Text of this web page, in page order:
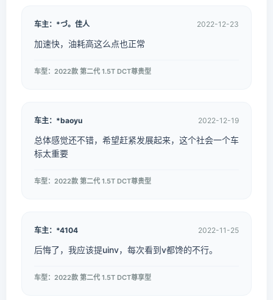
车主：*づ。佳人 2022-12-23
加速快，油耗高这么点也正常
车型：2022款 第二代 1.5T DCT尊贵型
车主：*baoyu 2022-12-19
总体感觉还不错，希望赶紧发展起来，这个社会一个车
标太重要
车型：2022款 第二代 1.5T DCT尊贵型
车主：*4104 2022-11-25
后悔了，我应该提uinv，每次看到v都馋的不行。
车型：2022款 第二代 1.5T DCT尊享型